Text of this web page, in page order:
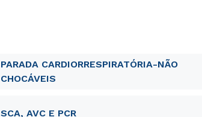
PARADA CARDIORRESPIRATÓRIA-NÃO
CHOCÁVEIS
SCA, AVC E PCR